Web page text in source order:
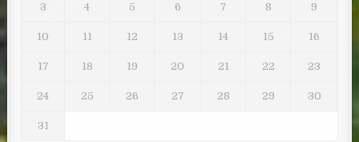
3 4 5 6 7 8 9
10 11 12 13 14 15 16
17 18 19 20 21 22 23
24 25 26 27 28 29 30
31